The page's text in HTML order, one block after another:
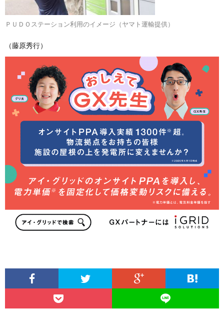
ＰＵＤＯステーション利用のイメージ（ヤマト運輸提供）
（藤原秀行）